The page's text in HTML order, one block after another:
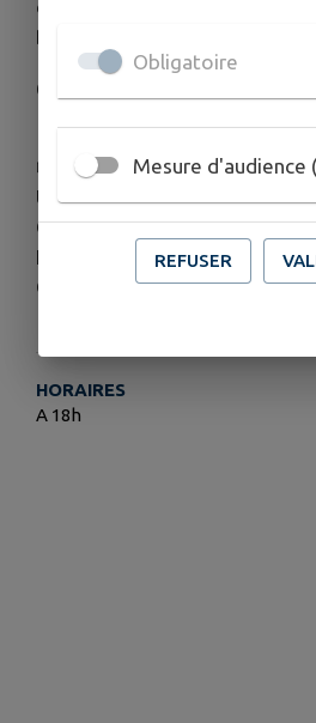
dessin... qui évoquent la
Bouverans à partager lors de
@
✉ Daniel Gilbert
Universitté Marie et Louis
Chronoenvironnement
La Bouloi - 16 route de Gray -
Cedex
HORAIRES
A 18h
Obligatoire
Mesure d'audience
REFUSER